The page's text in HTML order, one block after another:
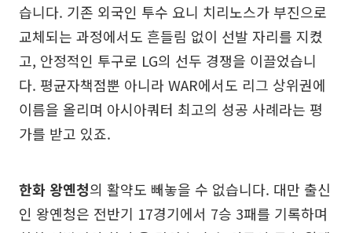
습니다. 기존 외국인 투수 요니 치리노스가 부진으로
교체되는 과정에서도 흔들림 없이 선발 자리를 지켰
고, 안정적인 투구로 LG의 선두 경쟁을 이끌었습니
다. 평균자책점뿐 아니라 WAR에서도 리그 상위권에
이름을 올리며 아시아쿼터 최고의 성공 사례라는 평
가를 받고 있죠.
한화 왕옌청의 활약도 빼놓을 수 없습니다. 대만 출신
인 왕옌청은 전반기 17경기에서 7승 3패를 기록하며